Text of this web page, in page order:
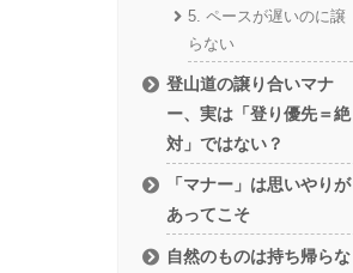
5. ペースが遅いのに譲
らない
登山道の譲り合いマナ
ー、実は「登り優先＝絶
対」ではない？
「マナー」は思いやりが
あってこそ
自然のものは持ち帰らな